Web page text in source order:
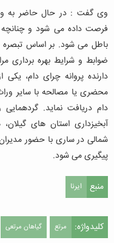
وی گفت : در حال حاضر به
فرصت داده می شود و چنانچه
دارنده پروانه چرای دام،
محضری یا مصالحه با سایر
دام دریافت نماید.
آبخیزداری استان های
شمالی در ساری با حضور
پیگیری می شود.
منبع ایرنا
کلیدواژه: مرتع گیاهان مرتعی